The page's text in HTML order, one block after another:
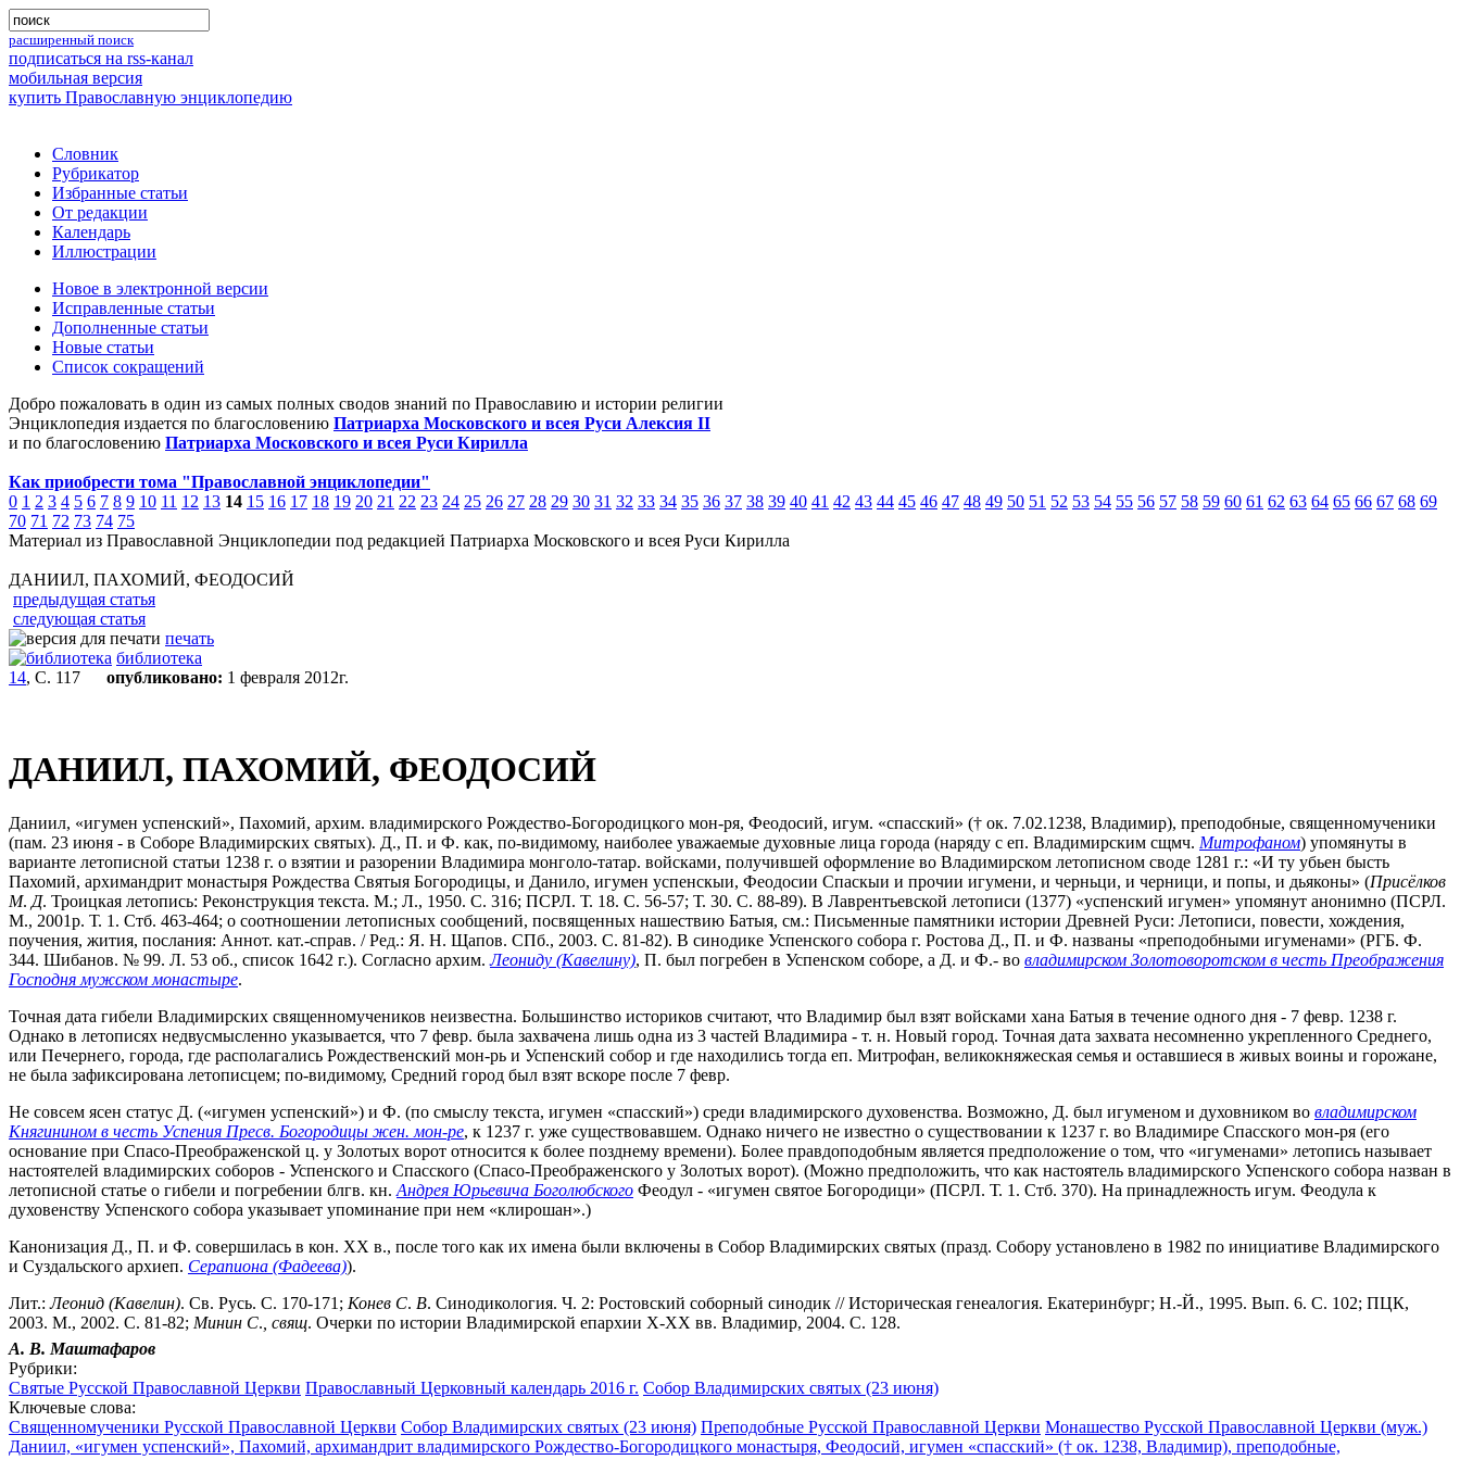
расширенный поиск
подписаться на rss-канал
мобильная версия
купить Православную энциклопедию
Словник
Рубрикатор
Избранные статьи
От редакции
Календарь
Иллюстрации
Новое в электронной версии
Исправленные статьи
Дополненные статьи
Новые статьи
Список сокращений
Добро пожаловать в один из самых полных сводов знаний по Православию и истории религии
Энциклопедия издается по благословению Патриарха Московского и всея Руси Алексия II
и по благословению Патриарха Московского и всея Руси Кирилла
Как приобрести тома "Православной энциклопедии"
0 1 2 3 4 5 6 7 8 9 10 11 12 13 14 15 16 17 18 19 20 21 22 23 24 25 26 27 28 29 30 31 32 33 34 35 36 37 38 39 40 41 42 43 44 45 46 47 48 49 50 51 52 53 54 55 56 57 58 59 60 61 62 63 64 65 66 67 68 69
70 71 72 73 74 75
Материал из Православной Энциклопедии под редакцией Патриарха Московского и всея Руси Кирилла
ДАНИИЛ, ПАХОМИЙ, ФЕОДОСИЙ
предыдущая статья
следующая статья
печать
библиотека
14, С. 117 опубликовано: 1 февраля 2012г.
ДАНИИЛ, ПАХОМИЙ, ФЕОДОСИЙ
Даниил, «игумен успенский», Пахомий, архим. владимирского Рождество-Богородицкого мон-ря, Феодосий, игум. «спасский» († ок. 7.02.1238, Владимир), преподобные, священномученики
(пам. 23 июня - в Соборе Владимирских святых). Д., П. и Ф. как, по-видимому, наиболее уважаемые духовные лица города (наряду с еп. Владимирским сщмч. Митрофаном) упомянуты в
варианте летописной статьи 1238 г. о взятии и разорении Владимира монголо-татар. войсками, получившей оформление во Владимирском летописном своде 1281 г.: «И ту убьен бысть
Пахомий, архимандрит монастыря Рождества Святыя Богородицы, и Данило, игумен успенскыи, Феодосии Спаскыи и прочии игумени, и черньци, и черници, и попы, и дьяконы» (Присёлков
М. Д. Троицкая летопись: Реконструкция текста. М.; Л., 1950. С. 316; ПСРЛ. Т. 18. С. 56-57; Т. 30. С. 88-89). В Лаврентьевской летописи (1377) «успенский игумен» упомянут анонимно (ПСРЛ.
М., 2001р. Т. 1. Стб. 463-464; о соотношении летописных сообщений, посвященных нашествию Батыя, см.: Письменные памятники истории Древней Руси: Летописи, повести, хождения,
поучения, жития, послания: Аннот. кат.-справ. / Ред.: Я. Н. Щапов. СПб., 2003. С. 81-82). В синодике Успенского собора г. Ростова Д., П. и Ф. названы «преподобными игуменами» (РГБ. Ф.
344. Шибанов. № 99. Л. 53 об., список 1642 г.). Согласно архим.Леониду (Кавелину), П. был погребен в Успенском соборе, а Д. и Ф.- во владимирском Золотоворотском в честь Преображения
Господня мужском монастыре.
Точная дата гибели Владимирских священномучеников неизвестна. Большинство историков считают, что Владимир был взят войсками хана Батыя в течение одного дня - 7 февр. 1238 г.
Однако в летописях недвусмысленно указывается, что 7 февр. была захвачена лишь одна из 3 частей Владимира - т. н. Новый город. Точная дата захвата несомненно укрепленного Среднего,
или Печернего, города, где располагались Рождественский мон-рь и Успенский собор и где находились тогда еп. Митрофан, великокняжеская семья и оставшиеся в живых воины и горожане,
не была зафиксирована летописцем; по-видимому, Средний город был взят вскоре после 7 февр.
Не совсем ясен статус Д. («игумен успенский») и Ф. (по смыслу текста, игумен «спасский») среди владимирского духовенства. Возможно, Д. был игуменом и духовником во владимирском
Княгинином в честь Успения Пресв. Богородицы жен. мон-ре, к 1237 г. уже существовавшем. Однако ничего не известно о существовании к 1237 г. во Владимире Спасского мон-ря (его
основание при Спасо-Преображенской ц. у Золотых ворот относится к более позднему времени). Более правдоподобным является предположение о том, что «игуменами» летопись называет
настоятелей владимирских соборов - Успенского и Спасского (Спасо-Преображенского у Золотых ворот). (Можно предположить, что как настоятель владимирского Успенского собора назван в
летописной статье о гибели и погребении блгв. кн. Андрея Юрьевича Боголюбского Феодул - «игумен святое Богородици» (ПСРЛ. Т. 1. Стб. 370). На принадлежность игум. Феодула к
духовенству Успенского собора указывает упоминание при нем «клирошан».)
Канонизация Д., П. и Ф. совершилась в кон. XX в., после того как их имена были включены в Собор Владимирских святых (празд. Собору установлено в 1982 по инициативе Владимирского
и Суздальского архиеп. Серапиона (Фадеева)).
Лит.:Леонид (Кавелин). Св. Русь. С. 170-171; Конев С. В. Синодикология. Ч. 2: Ростовский соборный синодик // Историческая генеалогия. Екатеринбург; Н.-Й., 1995. Вып. 6. С. 102; ПЦК,
2003. М., 2002. С. 81-82; Минин С. свящ. Очерки по истории Владимирской епархии X-XX вв. Владимир, 2004. С. 128.
А. В. Маштафаров
Рубрики:
Святые Русской Православной Церкви Православный Церковный календарь 2016 г. Собор Владимирских святых (23 июня)
Ключевые слова:
Священномученики Русской Православной Церкви Собор Владимирских святых (23 июня) Преподобные Русской Православной Церкви Монашество Русской Православной Церкви (муж.)
Даниил, «игумен успенский», Пахомий, архимандрит владимирского Рождество-Богородицкого монастыря, Феодосий, игумен «спасский» († ок. 1238, Владимир), преподобные,